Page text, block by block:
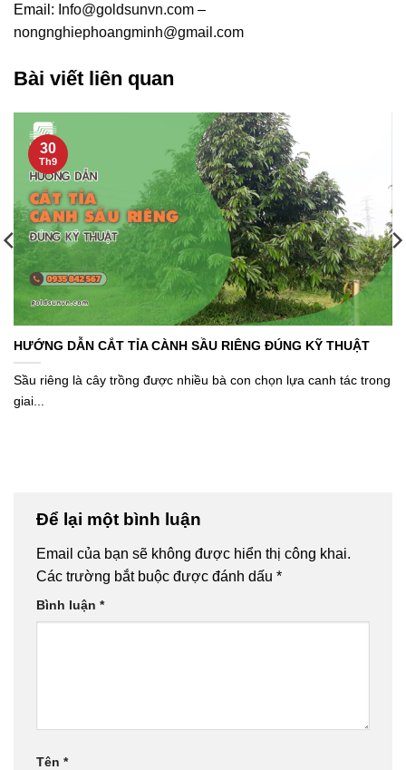
Email: Info@goldsunvn.com –
nongnghiephoangminh@gmail.com
Bài viết liên quan
HƯỚNG DẪN CẮT TỈA CÀNH SẦU RIÊNG ĐÚNG KỸ THUẬT
Sầu riêng là cây trồng được nhiều bà con chọn lựa canh tác trong
giai...
30
Th9
Để lại một bình luận
Email của bạn sẽ không được hiển thị công khai.
Các trường bắt buộc được đánh dấu *
Bình luận *
Tên *